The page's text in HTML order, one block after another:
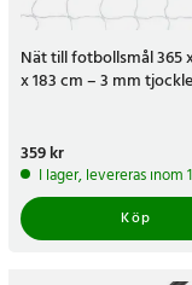
Nät till fotbollsmål 365
x 183 cm – 3 mm
Pris:359 kr
359 kr
I lager, levereras inom
Köp